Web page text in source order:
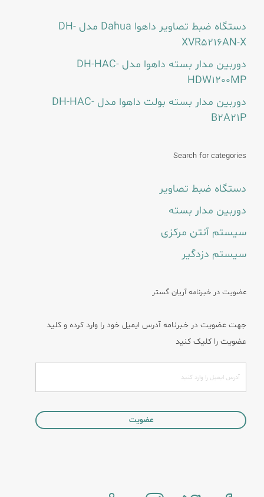
دستگاه ضبط تصاویر داهوا Dahua مدل DH-
XVR5216AN-X
دوربین مدار بسته داهوا مدل DH-HAC-
HDW1200MP
دوربین مدار بسته بولت داهوا مدل DH-HAC-
B2A21P
Search for categories
دستگاه ضبط تصاویر
دوربین مدار بسته
سیستم آنتن مرکزی
سیستم دزدگیر
عضویت در خبرنامه آریان گستر
جهت عضویت در خبرنامه آدرس ایمیل خود را وارد کرده و کلید
عضویت را کلیک کنید